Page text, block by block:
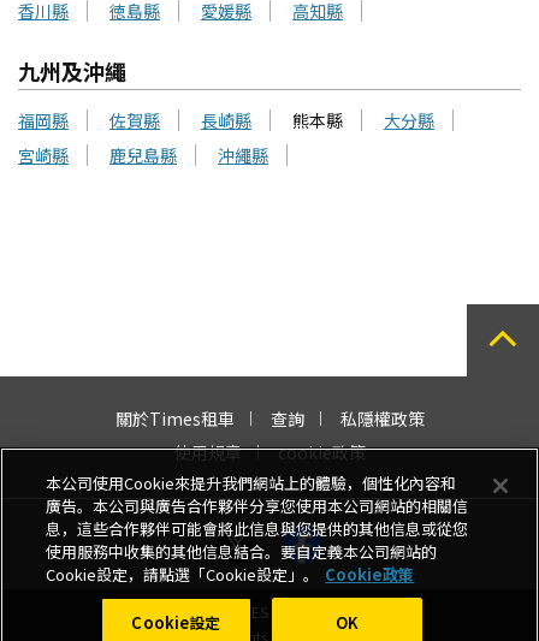
香川縣 徳島縣 愛媛縣 高知縣
九州及沖繩
福岡縣 佐賀縣 長崎縣 熊本縣
大分縣
宮崎縣
鹿兒島縣 沖繩縣
關於Times租車 查詢
私隱權政策
使用規章
cookie政策
Copyright © TIMES MOBILITY CO., LTD.
All Rights Reserved.
本公司使用Cookie來提升我們網站上的體驗，個性化內容和
廣告。本公司與廣告合作夥伴分享您使用本公司網站的相關信
息，這些合作夥伴可能會將此信息與您提供的其他信息或從您
使用服務中收集的其他信息結合。要自定義本公司網站的
Cookie設定，請點選「Cookie設定」。
Cookie政策
Cookie設定 OK